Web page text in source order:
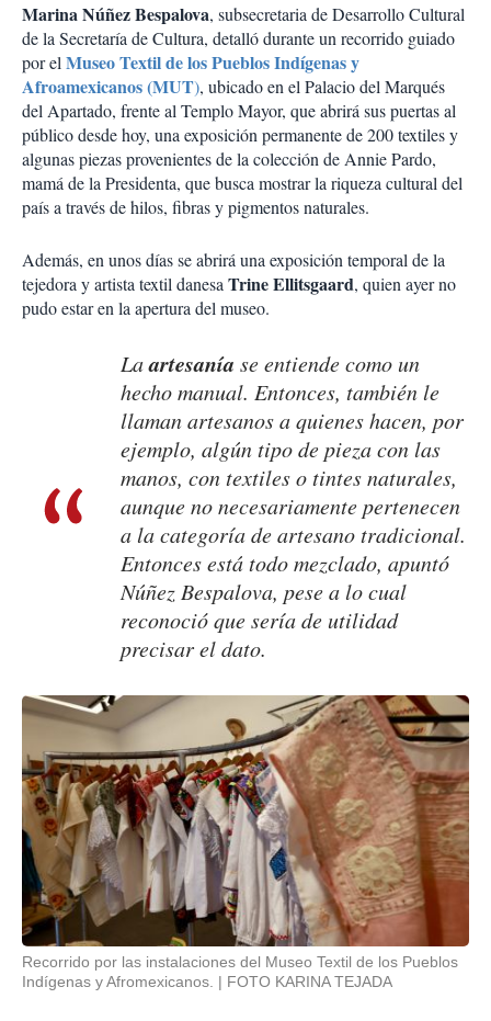
Marina Núñez Bespalova, subsecretaria de Desarrollo Cultural
de la Secretaría de Cultura, detalló durante un recorrido guiado
por elMuseo Textil de los Pueblos Indígenas y
Afroamexicanos (MUT), ubicado en el Palacio del Marqués
del Apartado, frente al Templo Mayor, que abrirá sus puertas al
público desde hoy, una exposición permanente de 200 textiles y
algunas piezas provenientes de la colección de Annie Pardo,
mamá de la Presidenta, que busca mostrar la riqueza cultural del
país a través de hilos, fibras y pigmentos naturales.
Además, en unos días se abrirá una exposición temporal de la
tejedora y artista textil danesaTrine Ellitsgaard, quien ayer no
pudo estar en la apertura del museo.
Laartesanía se entiende como un
hecho manual. Entonces, también le
llaman artesanos a quienes hacen, por
ejemplo, algún tipo de pieza con las
manos, con textiles o tintes naturales,
aunque no necesariamente pertenecen
a la categoría de artesano tradicional.
Entonces está todo mezclado, apuntó
Núñez Bespalova, pese a lo cual
reconoció que sería de utilidad
precisar el dato.
Recorrido por las instalaciones del Museo Textil de los Pueblos
Indígenas y Afromexicanos.
FOTO KARINA TEJADA